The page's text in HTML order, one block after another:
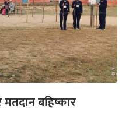
बहिष्कार